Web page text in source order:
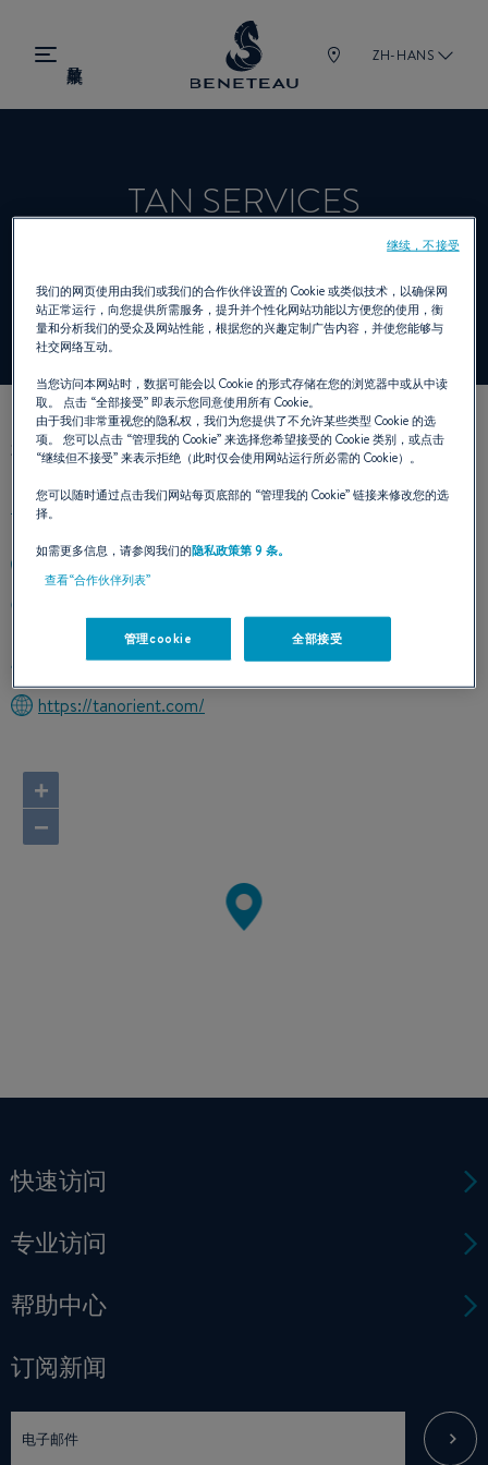
ZH-HANS
TAN SERVICES
经销商 帆船, 锋仕 为 BENETEAU
我们的联络方式
+97143483413
United Arab Emirates
计算路线
https://tanorient.com/
+
−
快速访问
专业访问
帮助中心
订阅新闻
我们的网页使用由我们或我们的合作伙伴设置的 Cookie 或类似技术，以确保网
站正常运行，向您提供所需服务，提升并个性化网站功能以方便您的使用，衡
量和分析我们的受众及网站性能，根据您的兴趣定制广告内容，并使您能够与
社交网络互动。
当您访问本网站时，数据可能会以 Cookie 的形式存储在您的浏览器中或从中读
取。 点击 “全部接受”即表示您同意使用所有 Cookie。
由于我们非常重视您的隐私权，我们为您提供了不允许某些类型 Cookie 的选
项。 您可以点击 “管理我的 Cookie”来选择您希望接受的 Cookie 类别，或点击
“继续但不接受”来表示拒绝（此时仅会使用网站运行所必需的 Cookie）。
您可以随时通过点击我们网站每页底部的 “管理我的 Cookie”链接来修改您的选
择。
如需更多信息，请参阅我们的隐私政策第 9 条。
查看“合作伙伴列表”
管理cookie 全部接受
继续，不接受